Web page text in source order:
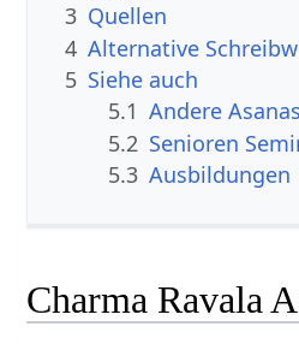
3 Quellen
4 Alternative
5 Siehe auch
5.1 Andere Asanas
5.2 Senioren
5.3 Ausbildungen
Charma Ravala